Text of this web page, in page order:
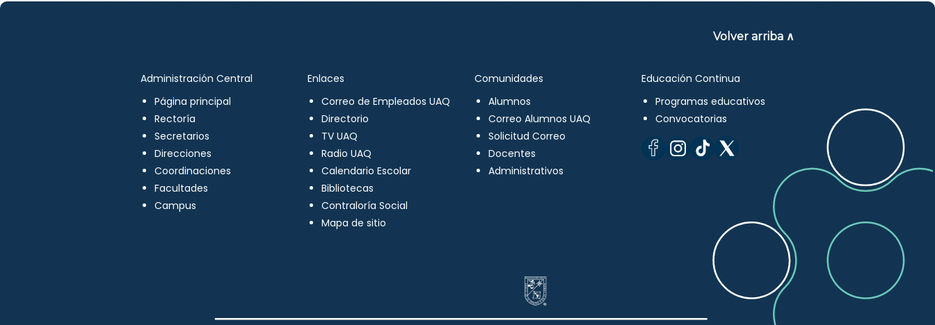
Volver arriba ∧
Administración Central
Página principal
Rectoría
Secretarios
Direcciones
Coordinaciones
Facultades
Campus
Enlaces
Correo de Empleados UAQ
Directorio
TV UAQ
Radio UAQ
Calendario Escolar
Bibliotecas
Contraloría Social
Mapa de sitio
Comunidades
Alumnos
Correo Alumnos UAQ
Solicitud Correo
Docentes
Administrativos
Educación Continua
Programas educativos
Convocatorias